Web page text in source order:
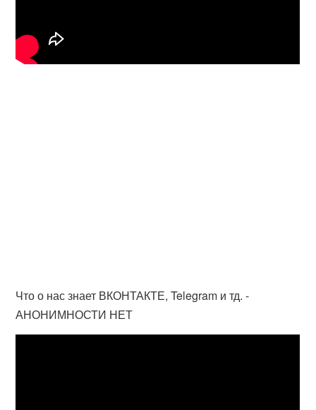
Что о нас знает ВКОНТАКТЕ, Telegram и тд. -
АНОНИМНОСТИ НЕТ